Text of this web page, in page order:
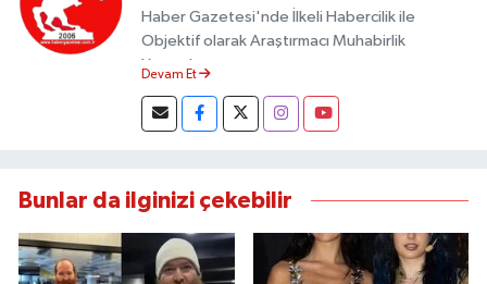
Haber Gazetesi'nde İlkeli Habercilik ile
Objektif olarak Araştırmacı Muhabirlik
Yapmaktayım.
Devam Et
Bunlar da ilginizi çekebilir